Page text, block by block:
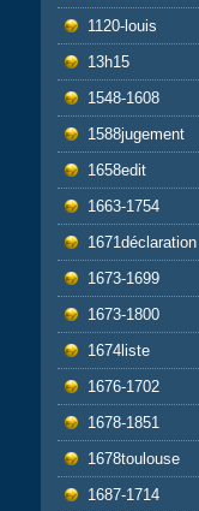
1120-louis
13h15
1548-1608
1588jugement
1658edit
1663-1754
1671déclaration
1673-1699
1673-1800
1674liste
1676-1702
1678-1851
1678toulouse
1687-1714